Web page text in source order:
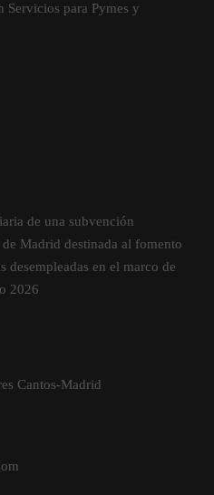
Servicios para Pymes y
de una subvención
Madrid destinada al fomento
desempleadas en el marco de
2026
Cantos-Madrid